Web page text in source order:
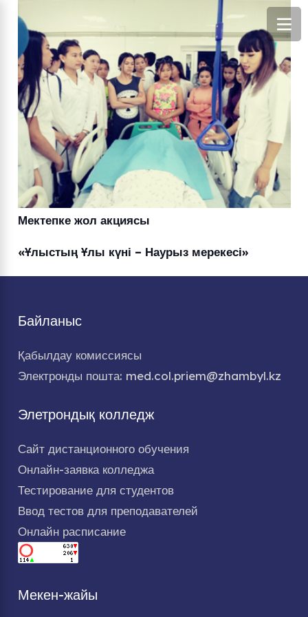
Мектепке жол акциясы
«Ұлыстың Ұлы күні – Наурыз мерекесі»
Байланыс
Қабылдау комиссиясы
Электронды пошта: med.col.priem@zhambyl.kz
Элетрондық колледж
Сайт дистанционного обучения
Онлайн-заявка колледжа
Тестирование для студентов
Ввод тестов для преподавателей
Онлайн расписание
Мекен-жайы